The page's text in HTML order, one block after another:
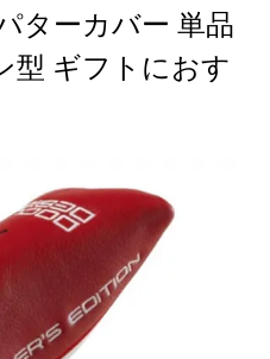
ターカバー 単品
型 ギフトにおす